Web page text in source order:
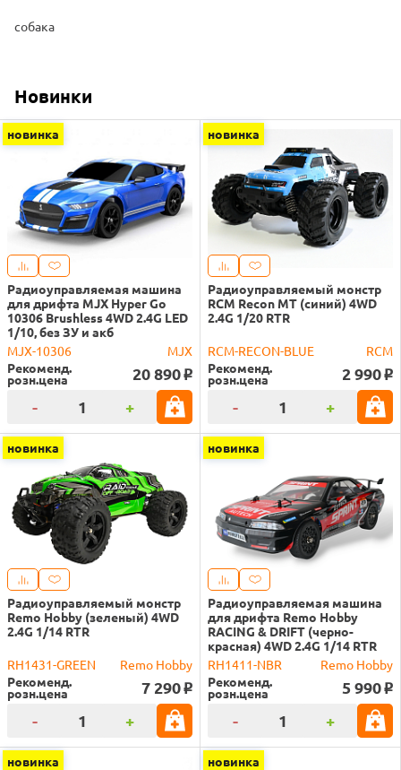
собака
Новинки
новинка
Радиоуправляемая машина
для дрифта MJX Hyper Go
10306 Brushless 4WD 2.4G LED
1/10, без ЗУ и акб
MJX-10306
MJX
Рекоменд.
розн.цена 20 890 o
- +
новинка
Радиоуправляемый монстр
RCM Recon MT (синий) 4WD
2.4G 1/20 RTR
RCM-RECON-BLUE
RCM
Рекоменд.
розн.цена 2 990 o
- +
новинка
Радиоуправляемый монстр
Remo Hobby (зеленый) 4WD
2.4G 1/14 RTR
RH1431-GREEN
Remo Hobby
Рекоменд.
розн.цена 7 290 o
- +
новинка
Радиоуправляемая машина
для дрифта Remo Hobby
RACING & DRIFT (черно-
красная) 4WD 2.4G 1/14 RTR
RH1411-NBR
Remo Hobby
Рекоменд.
розн.цена 5 990 o
- +
новинка новинка